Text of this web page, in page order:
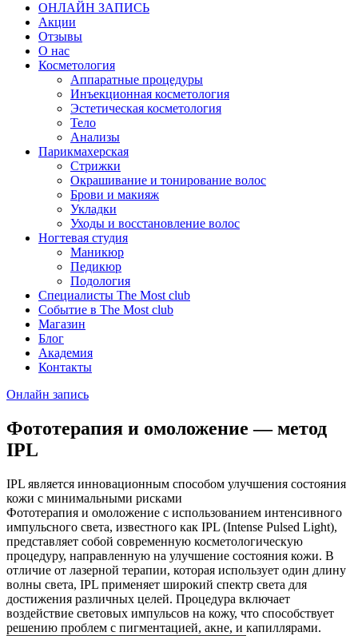
ОНЛАЙН ЗАПИСЬ
Акции
Отзывы
О нас
Косметология
Аппаратные процедуры
Инъекционная косметология
Эстетическая косметология
Тело
Анализы
Парикмахерская
Стрижки
Окрашивание и тонирование волос
Брови и макияж
Укладки
Уходы и восстановление волос
Ногтевая студия
Маникюр
Педикюр
Подология
Специалисты The Most club
Событие в The Most club
Магазин
Блог
Академия
Контакты
Онлайн запись
Фототерапия и омоложение — метод
IPL
IPL является инновационным способом улучшения состояния
кожи с минимальными рисками
Фототерапия и омоложение с использованием интенсивного
импульсного света, известного как IPL (Intense Pulsed Light),
представляет собой современную косметологическую
процедуру, направленную на улучшение состояния кожи. В
отличие от лазерной терапии, которая использует один длину
волны света, IPL применяет широкий спектр света для
достижения различных целей. Процедура включает
воздействие световых импульсов на кожу, что способствует
решению проблем с пигментацией, акне, и капиллярами.